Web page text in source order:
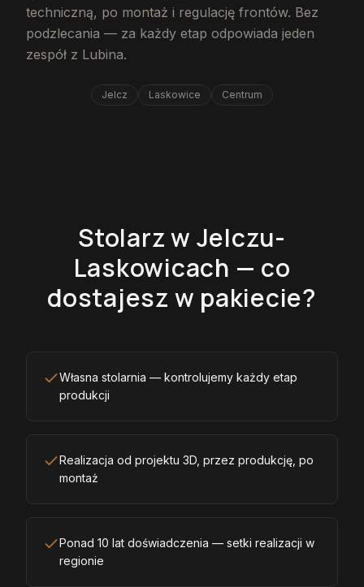
techniczną, po montaż i regulację frontów. Bez
podzlecania — za każdy etap odpowiada jeden
zespół z Lubina.
Jelcz Laskowice Centrum
Stolarz w Jelczu-
Laskowicach — co
dostajesz w pakiecie?
Własna stolarnia — kontrolujemy każdy etap
produkcji
Realizacja od projektu 3D, przez produkcję, po
montaż
Ponad 10 lat doświadczenia — setki realizacji w
regionie